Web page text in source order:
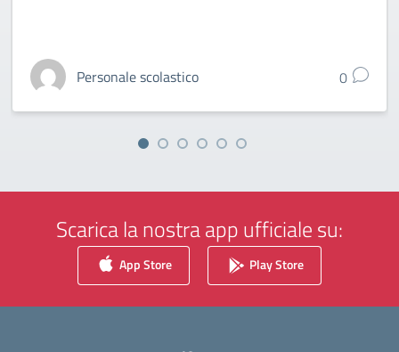
Personale scolastico 0
Scarica la nostra app ufficiale su:
App Store Play Store